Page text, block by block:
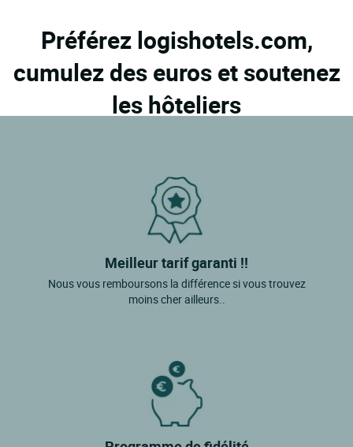
Préférez logishotels.com,
cumulez des euros et soutenez
les hôteliers
Meilleur tarif garanti !!
Nous vous remboursons la différence si vous trouvez
moins cher ailleurs..